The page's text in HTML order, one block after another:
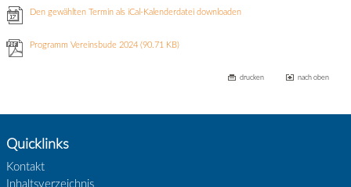
Den gewählten Termin als iCal-Kalenderdatei downloaden
Programm Vereinsbude 2024(90.71 KB)
drucken nach oben
Quicklinks
Kontakt
Inhaltsverzeichnis